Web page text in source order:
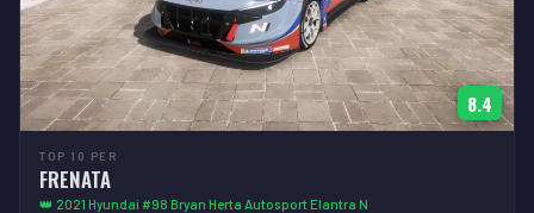
8.4
TOP 10 PER
FRENATA
👑 2021 Hyundai #98 Bryan Herta Autosport Elantra N